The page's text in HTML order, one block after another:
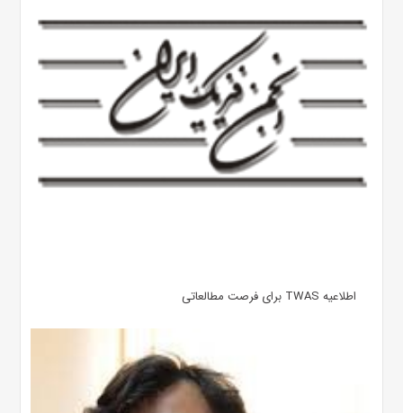
اطلاعیه TWAS برای فرصت مطالعاتی